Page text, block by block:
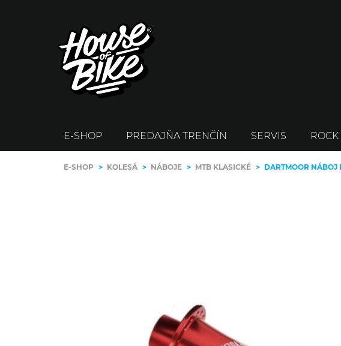
E-SHOP PREDAJŇA TRENČÍN SERVIS
E-SHOP > KOLESÁ > NÁBOJE > MTB KLASICKÉ > DARTMOOR NÁBOJ